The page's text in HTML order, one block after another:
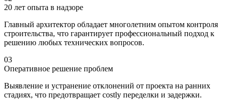
20 лет опыта в надзоре
Главный архитектор обладает многолетним опытом контроля
строительства, что гарантирует профессиональный подход к
решению любых технических вопросов.
03
Оперативное решение проблем
Выявление и устранение отклонений от проекта на ранних
стадиях, что предотвращает costly переделки и задержки.